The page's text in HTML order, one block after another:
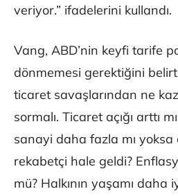
veriyor.” ifadelerini kullandı.
Vang, ABD’nin keyfi tarife
dönmemesi gerektiğini
ticaret savaşlarından ne
sormalı. Ticaret açığı arttı
sanayi daha fazla mı yoksa
rekabetçi hale geldi?
mü? Halkının yaşamı daha